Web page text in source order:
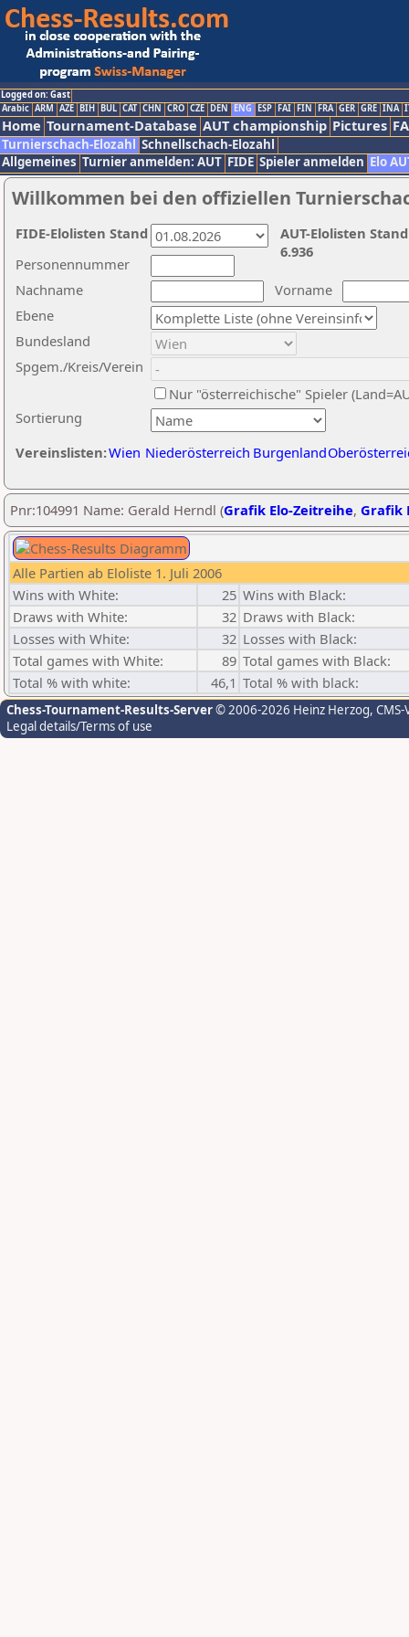
Logged on: Gast
Arabic ARM AZE BIH BUL CAT CHN CRO CZE DEN ENG ESP FAI FIN FRA GER GRE INA
Home Tournament-Database AUT championship Pictures
Turnierschach-Elozahl Schnellschach-Elozahl
Allgemeines Turnier anmelden: AUT FIDE Spieler anmelden Elo
Willkommen bei den offiziellen
Nachname
Vorname
Ebene
Sortierung
Personennummer
Bundesland
Spgem./Kreis/Verein
Nur "österreichische" Spieler
Vereinslisten:Wien Niederösterreich Burgenland
AUT-Elolisten
6.936
FIDE-Elolisten Stand
Pnr:104991 Name: Gerald Herndl (Grafik Elo-Zeitreihe, Grafik
Alle Partien ab Eloliste 1. Juli 2006
Wins with White:
25 Wins with Black:
Draws with White:
32 Draws with Black:
Losses with White:
32 Losses with Black:
Total games with White:
89 Total games with Black:
Total % with white:
46,1 Total % with black:
Chess-Tournament-Results-Server© 2006-2026 Heinz Herzog,
Legal details/Terms of use